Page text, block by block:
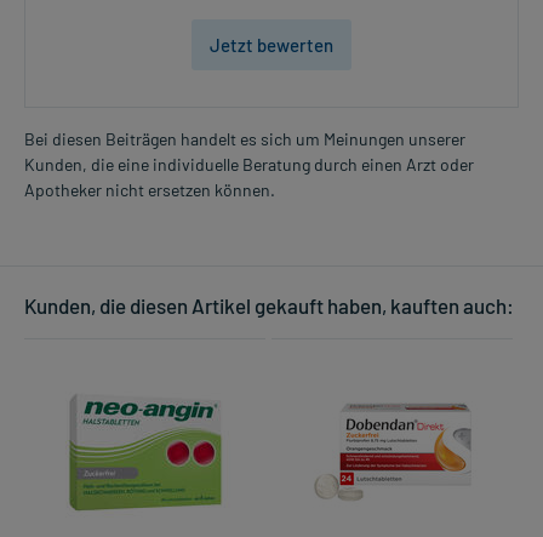
Jetzt bewerten
Bei diesen Beiträgen handelt es sich um Meinungen unserer
Kunden, die eine individuelle Beratung durch einen Arzt oder
Apotheker nicht ersetzen können.
Kunden, die diesen Artikel gekauft haben, kauften auch: